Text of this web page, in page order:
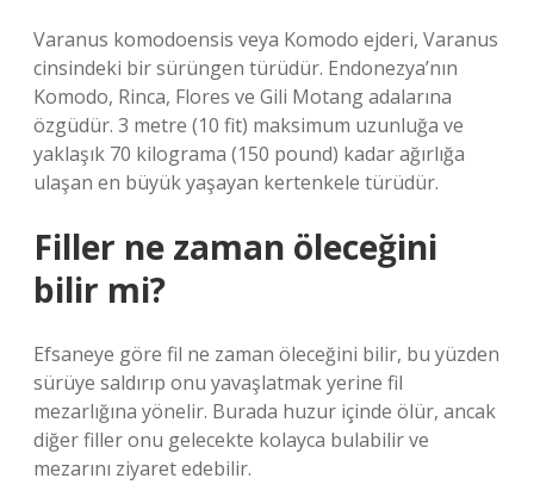
Varanus komodoensis veya Komodo ejderi, Varanus
cinsindeki bir sürüngen türüdür. Endonezya’nın
Komodo, Rinca, Flores ve Gili Motang adalarına
özgüdür. 3 metre (10 fit) maksimum uzunluğa ve
yaklaşık 70 kilograma (150 pound) kadar ağırlığa
ulaşan en büyük yaşayan kertenkele türüdür.
Filler ne zaman öleceğini
bilir mi?
Efsaneye göre fil ne zaman öleceğini bilir, bu yüzden
sürüye saldırıp onu yavaşlatmak yerine fil
mezarlığına yönelir. Burada huzur içinde ölür, ancak
diğer filler onu gelecekte kolayca bulabilir ve
mezarını ziyaret edebilir.